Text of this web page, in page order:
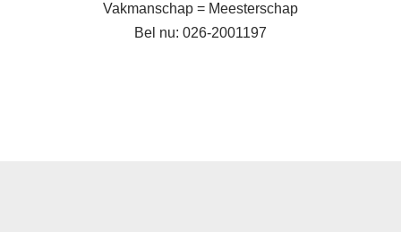
Vakmanschap = Meesterschap
Bel nu: 026-2001197